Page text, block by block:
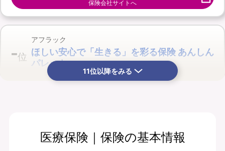
保険会社サイトへ
-位
アフラック
ほしい安心で「生きる」を彩る保険 あんしん
パレット
月払保険料 保険期間
11位以降をみる
医療保険｜保険の基本情報